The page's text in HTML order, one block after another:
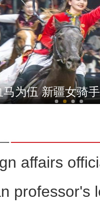
：春日雪韵映
马为伍 新疆女骑
affairs
professor's